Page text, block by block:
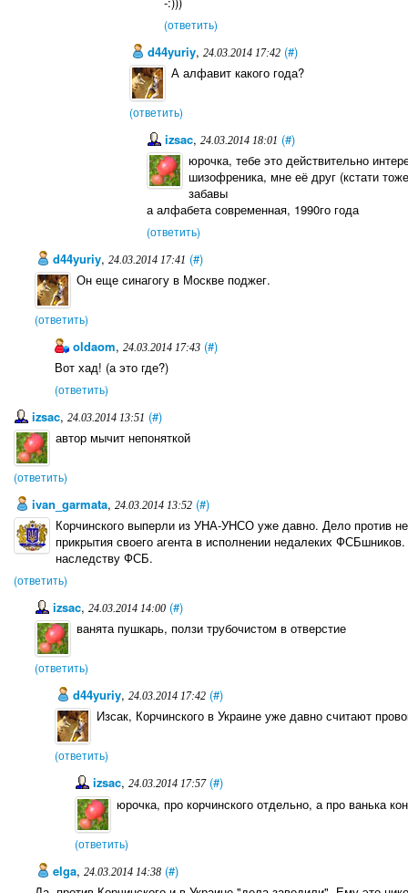
(ответить)
d44yuriy,24.03.2014 17:42 (#)
А алфавит какого года?
(ответить)
izsac,24.03.2014 18:01 (#)
юрочка, тебе это действительно
шизофреника, мне её друг (кстати
забавы
а алфабета современная, 1990го года
(ответить)
d44yuriy, 24.03.2014 17:41 (#)
Он еще синагогу в Москве поджег.
(ответить)
oldaom,24.03.2014 17:43 (#)
Вот хад! (а это где?)
(ответить)
izsac, 24.03.2014 13:51 (#)
автор мычит непоняткой
(ответить)
ivan_garmata, 24.03.2014 13:52 (#)
Корчинского выперли из УНА-УНСО уже давно. Дело против
прикрытия своего агента в исполнении недалеких
наследству ФСБ.
(ответить)
izsac, 24.03.2014 14:00 (#)
ванята пушкарь, ползи трубочистом в отверстие
(ответить)
d44yuriy,24.03.2014 17:42 (#)
Изсак, Корчинского в Украине уже давно считают
(ответить)
izsac, 24.03.2014 17:57 (#)
юрочка, про корчинского отдельно, а про ванька
(ответить)
elga, 24.03.2014 14:38 (#)